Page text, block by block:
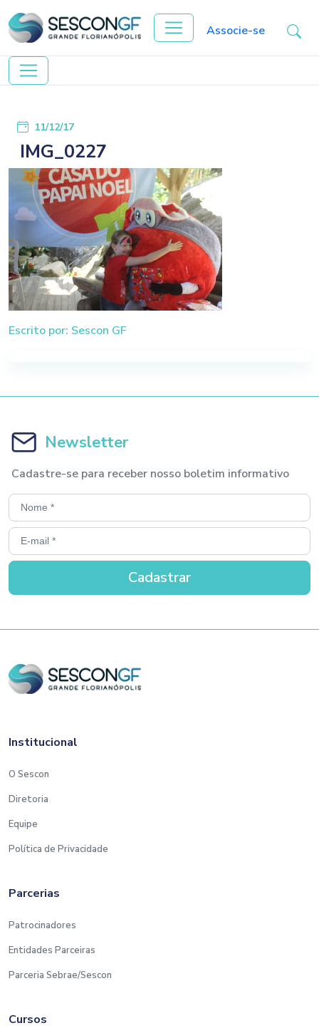
Associe-se
11/12/17
IMG_0227
Escrito por: Sescon GF
Newsletter
Cadastre-se para receber nosso boletim informativo
Institucional
O Sescon
Diretoria
Equipe
Política de Privacidade
Parcerias
Patrocinadores
Entidades Parceiras
Parceria Sebrae/Sescon
Cursos